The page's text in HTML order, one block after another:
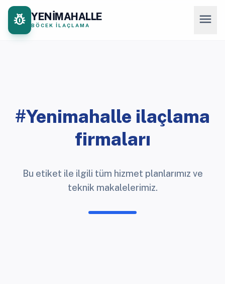
pest_control YENİMAHALLE
BÖCEK İLAÇLAMA menu
#Yenimahalle ilaçlama
firmaları
Bu etiket ile ilgili tüm hizmet planlarımız ve
teknik makalelerimiz.